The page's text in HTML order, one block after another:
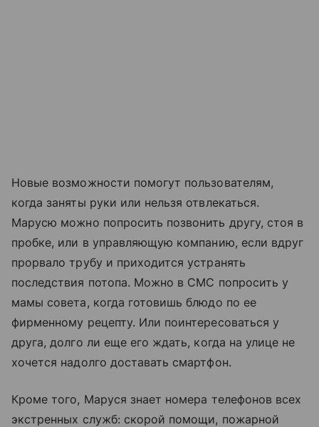
Новые возможности помогут пользователям,
когда заняты руки или нельзя отвлекаться.
Марусю можно попросить позвонить другу, стоя в
пробке, или в управляющую компанию, если вдруг
прорвало трубу и приходится устранять
последствия потопа. Можно в СМС попросить у
мамы совета, когда готовишь блюдо по ее
фирменному рецепту. Или поинтересоваться у
друга, долго ли еще его ждать, когда на улице не
хочется надолго доставать смартфон.
Кроме того, Маруся знает номера телефонов всех
экстренных служб: скорой помощи, пожарной